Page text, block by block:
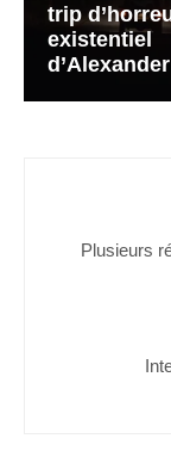
trip
existentiel
Plusieurs